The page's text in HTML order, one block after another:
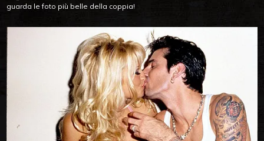
guarda le foto più belle della coppia!